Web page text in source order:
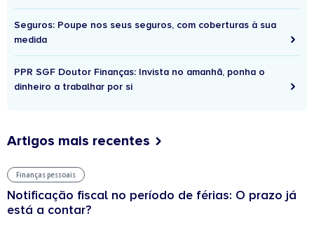
Seguros: Poupe nos seus seguros, com coberturas à sua
medida
PPR SGF Doutor Finanças: Invista no amanhã, ponha o
dinheiro a trabalhar por si
Artigos mais recentes
Finanças pessoais
Notificação fiscal no período de férias: O prazo já
está a contar?